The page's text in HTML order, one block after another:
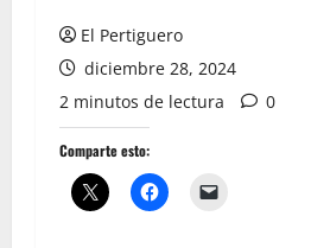
El Pertiguero
diciembre 28, 2024
2 minutos de lectura
0
Comparte esto: